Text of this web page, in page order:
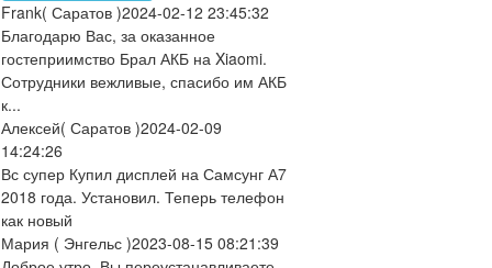
Frank( Саратов )2024-02-12 23:45:32
Благодарю Вас, за оказанное
гостеприимство Брал АКБ на Xiaomi.
Сотрудники вежливые, спасибо им АКБ
к...
Алексей( Саратов )2024-02-09
14:24:26
Вс супер Купил дисплей на Самсунг А7
2018 года. Установил. Теперь телефон
как новый
Мария ( Энгельс )2023-08-15 08:21:39